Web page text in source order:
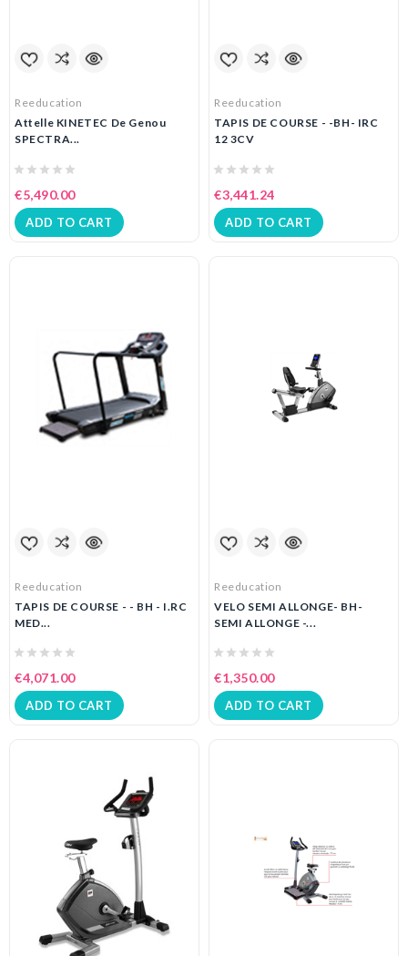
Reeducation
Attelle KINETEC De Genou
SPECTRA...
€5,490.00
ADD TO CART
Reeducation
TAPIS DE COURSE - -BH- IRC
12 3CV
€3,441.24
ADD TO CART
Reeducation
TAPIS DE COURSE - - BH - I.RC
MED...
€4,071.00
ADD TO CART
Reeducation
VELO SEMI ALLONGE- BH-
SEMI ALLONGE -...
€1,350.00
ADD TO CART